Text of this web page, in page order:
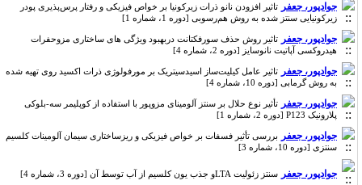
جوادپور، جعفر تاثیر افزودن نانو ذرات زیرکونیا بر خواص فیزیکی و رفتار پرس‌پذیری پودر
زیرکونیایی سنتز شده به روش هم‌رسوبی [دوره 1، شماره 1]
جوادپور، جعفر تاثیر روش حذف سورفکتانت دربهبود ویژگی های ساختاری مزوحفرات
هیدروکسی آپاتیت نانوسایز [دوره 2، شماره 4]
جوادپور، جعفر تاثیر عامل کیلیت‌ساز اسید‌سیتریک بر مورفولوژی ذرات اکسید‌ روی تهیه شده
به روش گرمابی [دوره 10، شماره 4]
جوادپور، جعفر تأثیر نوع حلال بر سنتز آلومینای مزوپور با استفاده از کوپلیمر سه-بلوکی
پلارونیک P123 [دوره 2، شماره 1]
جوادپور، جعفر بررسی تأثیر فسفات بر خواص فیزیکی و ریزساختاری سیمان آلومینات کلسیم
سنتزی [دوره 10، شماره 3]
جوادپور، جعفر سنتز زئولیت LTAو جذب یون کلسیم از آب توسط آن [دوره 3، شماره 4]